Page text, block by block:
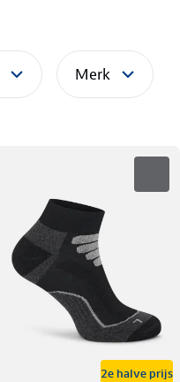
Merk
2e halve prijs